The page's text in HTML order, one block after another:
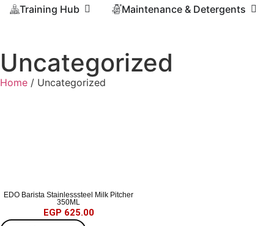
Training Hub
Maintenance & Detergents
Uncategorized
Home / Uncategorized
EDO Barista Stainlesssteel Milk Pitcher
350ML
EGP 625.00